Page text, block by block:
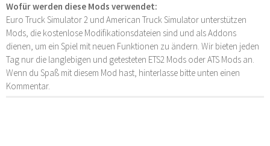
Wofür werden diese Mods verwendet:
Euro Truck Simulator 2 und American Truck Simulator unterstützen
Mods, die kostenlose Modifikationsdateien sind und als Addons
dienen, um ein Spiel mit neuen Funktionen zu ändern. Wir bieten jeden
Tag nur die langlebigen und getesteten ETS2 Mods oder ATS Mods an.
Wenn du Spaß mit diesem Mod hast, hinterlasse bitte unten einen
Kommentar.